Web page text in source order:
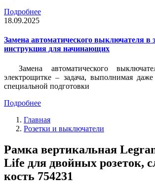
Подробнее
18.09.2025
Замена автоматического выключателя в
инструкция для начинающих
Замена автоматического
электрощитке – задача, выполнимая
специальной подготовки
Подробнее
Главная
Розетки и выключатели
Рамка вертикальная
Life для двойных розеток,
кость 754231